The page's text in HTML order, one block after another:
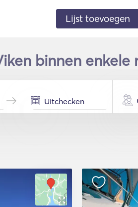
Lijst toevoegen
binnen enkele